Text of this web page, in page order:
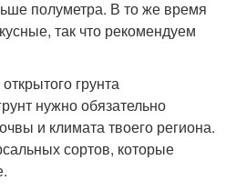
полуметра. В то же время
так что рекомендуем
грунта
нужно обязательно
и климата твоего региона.
сортов, которые